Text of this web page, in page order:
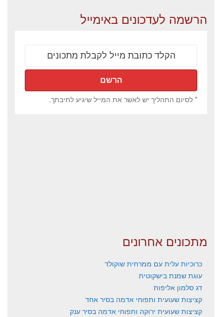
הרשמה לעדכונים באימייל
* לסיום התהליך יש לאשר את המייל שיגיע לתיבתך.
מתכונים אחרונים
כרוכיות עלית עם ממרחית שוקולד
עוגת שמנת בישקוטית
דג סלמון אליפות
קציצות שעועית ותפוחי אדמה בסיר אחד
קציצות שעועית ירוקה ותפוחי אדמה בסיר ענק